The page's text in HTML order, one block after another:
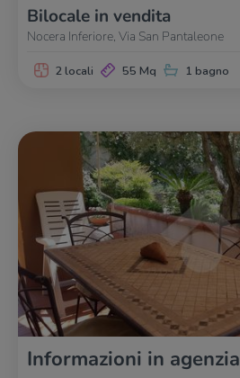
Bilocale in vendita
Nocera Inferiore, Via San Pantaleone
2 locali 55 Mq 1 bagno
Informazioni in agenzia